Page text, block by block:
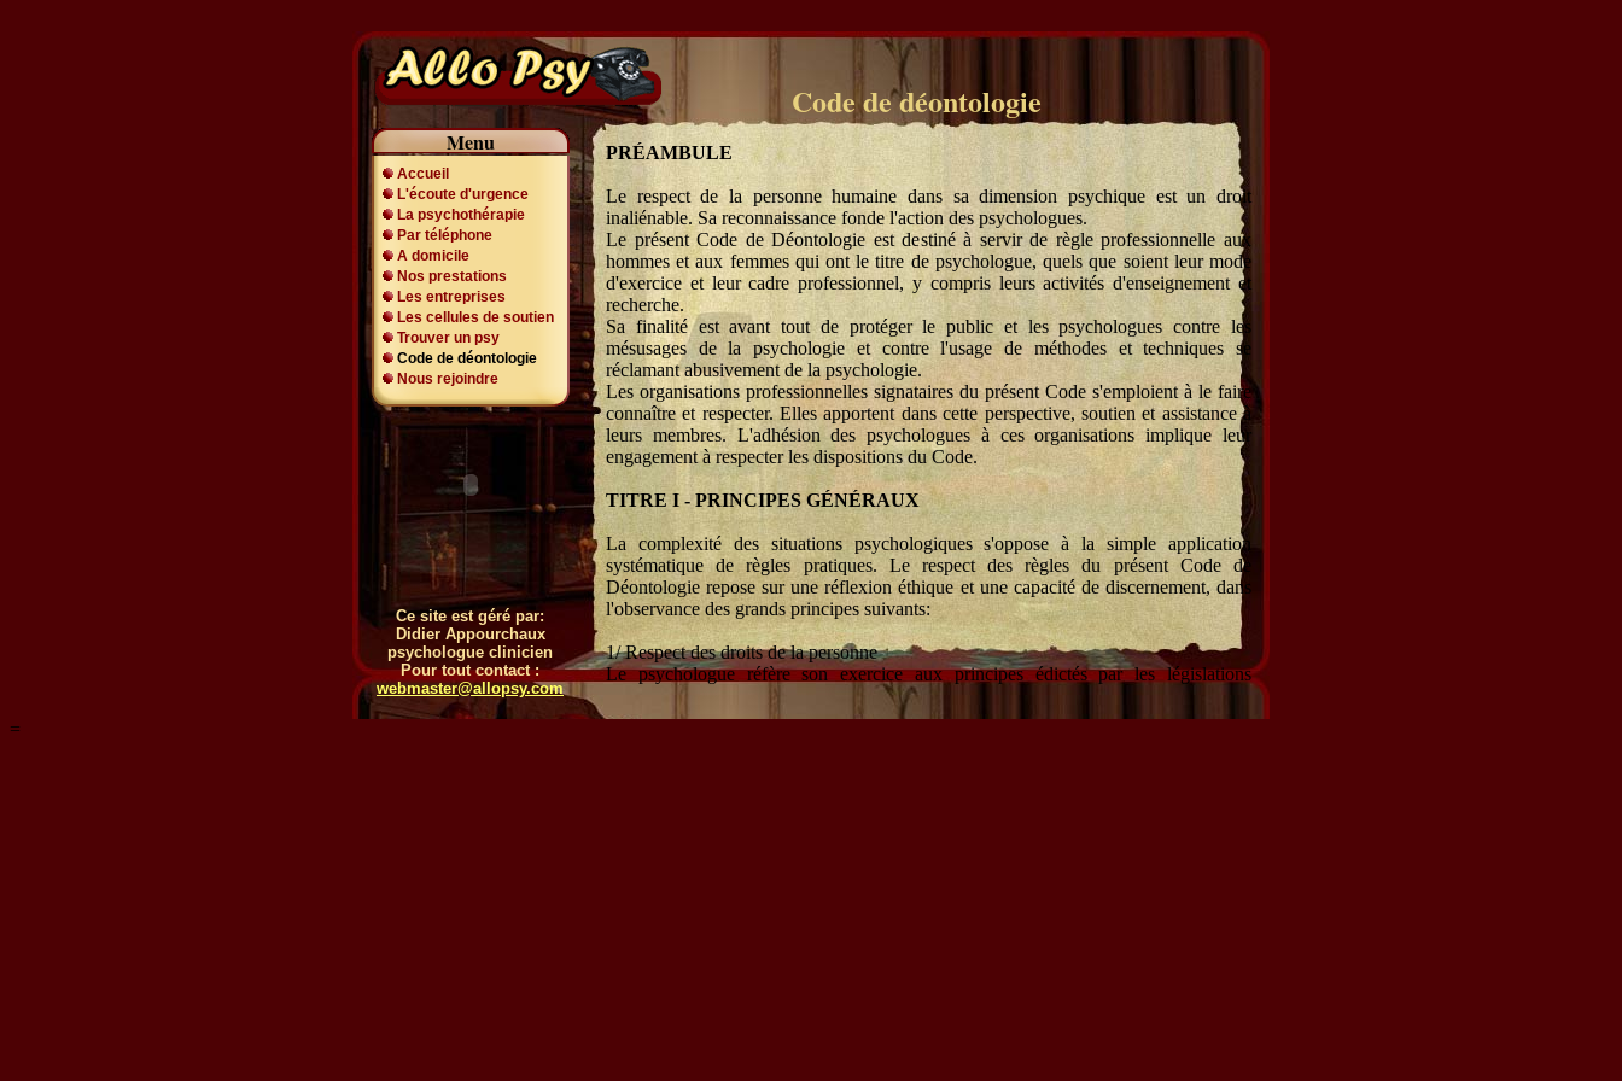
Code de déontologie
Menu
Accueil
L'écoute d'urgence
La psychothérapie
Par téléphone
A domicile
Nos prestations
Les entreprises
Les cellules de soutien
Trouver un psy
Code de déontologie
Nous rejoindre
Ce site est géré par:
Didier Appourchaux
psychologue clinicien
Pour tout contact :
webmaster@allopsy.com
PRÉAMBULE
Le respect de la personne humaine dans sa dimension psychique est un droit
inaliénable. Sa reconnaissance fonde l'action des psychologues.
Le présent Code de Déontologie est destiné à servir de règle professionnelle aux
hommes et aux femmes qui ont le titre de psychologue, quels que soient leur mode
d'exercice et leur cadre professionnel, y compris leurs activités d'enseignement et
recherche.
Sa finalité est avant tout de protéger le public et les psychologues contre les
mésusages de la psychologie et contre l'usage de méthodes et techniques se
réclamant abusivement de la psychologie.
Les organisations professionnelles signataires du présent Code s'emploient à le faire
connaître et respecter. Elles apportent dans cette perspective, soutien et assistance à
leurs membres. L'adhésion des psychologues à ces organisations implique leur
engagement à respecter les dispositions du Code.
TITRE I - PRINCIPES GÉNÉRAUX
La complexité des situations psychologiques s'oppose à la simple application
systématique de règles pratiques. Le respect des règles du présent Code de
Déontologie repose sur une réflexion éthique et une capacité de discernement, dans
l'observance des grands principes suivants:
1/ Respect des droits de la personne
Le psychologue réfère son exercice aux principes édictés par les législations
nationale, européenne et internationale sur le respect des droits fondamentaux des
personnes, et spécialement de leur dignité, de leur liberté et de leur protection. Il
=